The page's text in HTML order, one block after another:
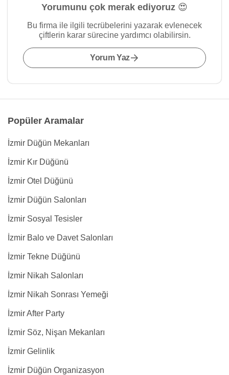
Yorumunu çok merak ediyoruz 😍
Bu firma ile ilgili tecrübelerini yazarak evlenecek
çiftlerin karar sürecine yardımcı olabilirsin.
Yorum Yaz
Popüler Aramalar
İzmir Düğün Mekanları
İzmir Kır Düğünü
İzmir Otel Düğünü
İzmir Düğün Salonları
İzmir Sosyal Tesisler
İzmir Balo ve Davet Salonları
İzmir Tekne Düğünü
İzmir Nikah Salonları
İzmir Nikah Sonrası Yemeği
İzmir After Party
İzmir Söz, Nişan Mekanları
İzmir Gelinlik
İzmir Düğün Organizasyon